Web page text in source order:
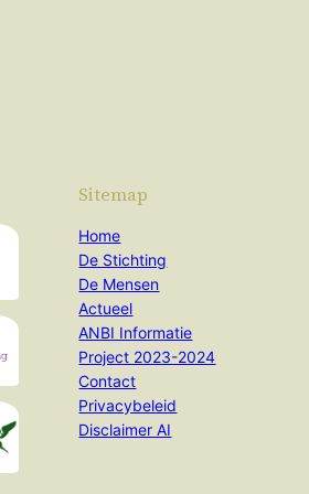
Sitemap
Home
De Stichting
De Mensen
Actueel
ANBI Informatie
Project 2023-2024
Contact
Privacybeleid
Disclaimer AI